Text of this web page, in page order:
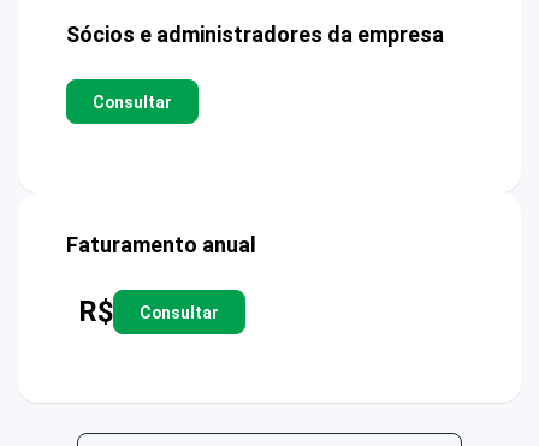
Sócios e administradores da empresa
Consultar
Faturamento anual
R$ Consultar